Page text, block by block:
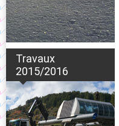
Travaux
2015/2016